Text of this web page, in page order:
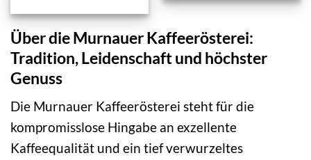
Über die Murnauer Kaffeerösterei:
Tradition, Leidenschaft und höchster
Genuss
Die Murnauer Kaffeerösterei steht für die
kompromisslose Hingabe an exzellente
Kaffeequalität und ein tief verwurzeltes